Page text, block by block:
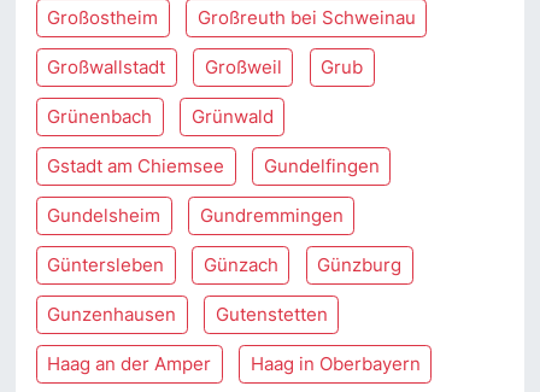
Großostheim Großreuth bei Schweinau
Großwallstadt Großweil Grub
Grünenbach Grünwald
Gstadt am Chiemsee Gundelfingen
Gundelsheim Gundremmingen
Güntersleben Günzach Günzburg
Gunzenhausen Gutenstetten
Haag an der Amper Haag in Oberbayern